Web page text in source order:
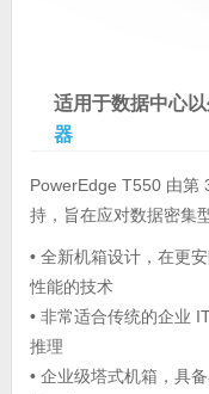
适用于数据中心
器
PowerEdge T550 由第
持，旨在应对数据密集
• 全新机箱设计，在更
性能的技术
• 非常适合传统的企业
推理
• 企业级塔式机箱，具